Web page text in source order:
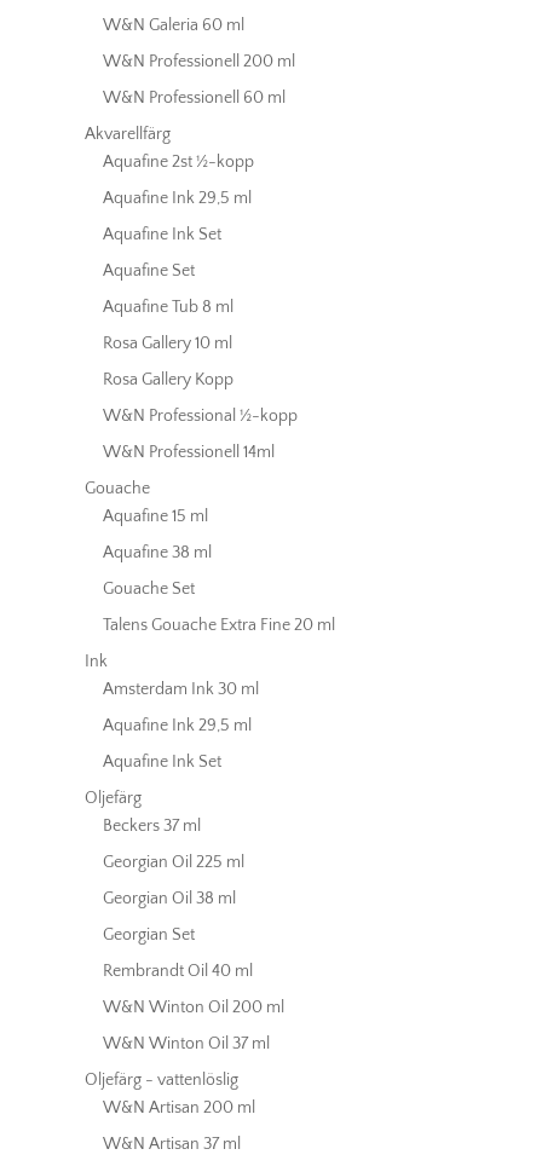
W&N Galeria 60 ml
W&N Professionell 200 ml
W&N Professionell 60 ml
Akvarellfärg
Aquafine 2st ½-kopp
Aquafine Ink 29,5 ml
Aquafine Ink Set
Aquafine Set
Aquafine Tub 8 ml
Rosa Gallery 10 ml
Rosa Gallery Kopp
W&N Professional ½-kopp
W&N Professionell 14ml
Gouache
Aquafine 15 ml
Aquafine 38 ml
Gouache Set
Talens Gouache Extra Fine 20 ml
Ink
Amsterdam Ink 30 ml
Aquafine Ink 29,5 ml
Aquafine Ink Set
Oljefärg
Beckers 37 ml
Georgian Oil 225 ml
Georgian Oil 38 ml
Georgian Set
Rembrandt Oil 40 ml
W&N Winton Oil 200 ml
W&N Winton Oil 37 ml
Oljefärg - vattenlöslig
W&N Artisan 200 ml
W&N Artisan 37 ml